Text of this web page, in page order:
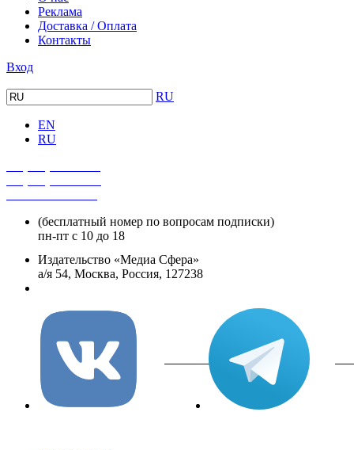
Реклама
Доставка / Оплата
Контакты
Вход
RU
EN
RU
(бесплатный номер по вопросам подписки)
пн-пт с 10 до 18
Издательство «Медиа Сфера»
а/я 54, Москва, Россия, 127238
вКонтакте